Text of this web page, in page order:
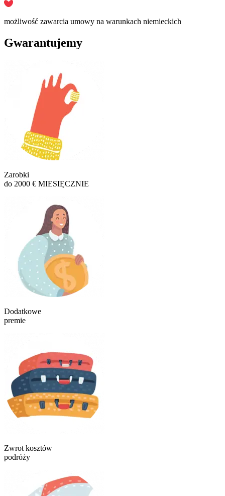
możliwość zawarcia umowy na warunkach niemieckich
Gwarantujemy
Zarobki
do 2000 € MIESIĘCZNIE
Dodatkowe
premie
Zwrot kosztów
podróży